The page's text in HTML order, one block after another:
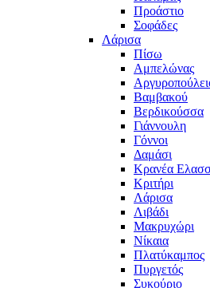
Προάστιο
Σοφάδες
Λάρισα
Πίσω
Αμπελώνας
Βαμβακού
Βερδικούσσα
Γιάννουλη
Γόννοι
Δαμάσι
Κρανέα
Κριτήρι
Λάρισα
Λιβάδι
Μακρυχώρι
Νίκαια
Πλατύκαμπος
Πυργετός
Συκούριο